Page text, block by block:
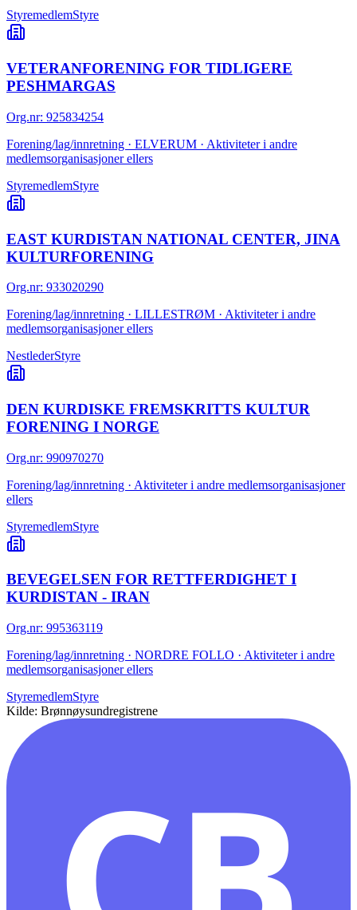
StyremedlemStyre
VETERANFORENING FOR TIDLIGERE
PESHMARGAS
Org.nr: 925834254
Forening/lag/innretning · ELVERUM · Aktiviteter i andre
medlemsorganisasjoner ellers
StyremedlemStyre
EAST KURDISTAN NATIONAL CENTER, JINA
KULTURFORENING
Org.nr: 933020290
Forening/lag/innretning · LILLESTRØM · Aktiviteter i andre
medlemsorganisasjoner ellers
NestlederStyre
DEN KURDISKE FREMSKRITTS KULTUR
FORENING I NORGE
Org.nr: 990970270
Forening/lag/innretning · Aktiviteter i andre medlemsorganisasjoner
ellers
StyremedlemStyre
BEVEGELSEN FOR RETTFERDIGHET I
KURDISTAN - IRAN
Org.nr: 995363119
Forening/lag/innretning · NORDRE FOLLO · Aktiviteter i andre
medlemsorganisasjoner ellers
StyremedlemStyre
Kilde: Brønnøysundregistrene